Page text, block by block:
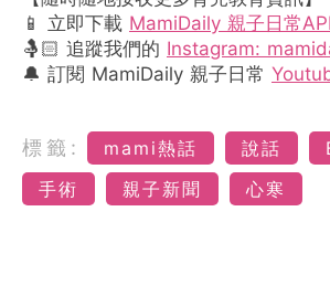
📱 立即下載 MamiDaily 親子日常
🤱🏻 追蹤我們的 Instagram:
🔔 訂閱 MamiDaily 親子日常
標籤: mami熱話 說話
手術
親子新聞 心寒